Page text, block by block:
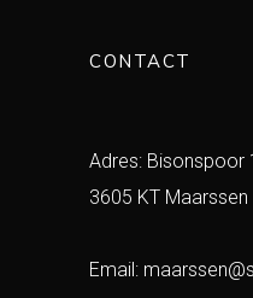
CONTACT
Adres: Bisonspoor
3605 KT Maarssen
Email: